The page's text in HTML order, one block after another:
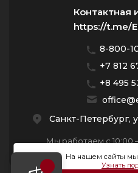
Контактная
https://t.me/
8-800-
+7 812
+8 495
Санкт-Петербург,
Мы работаем с 10:00
На нашем сайты мы
Узнать